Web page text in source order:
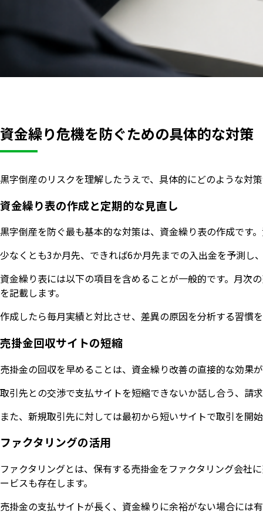
資金繰り危機を防ぐための具体的な対策
黒字倒産のリスクを理解したうえで、具体的にどのような対
資金繰り表の作成と定期的な見直し
黒字倒産を防ぐ最も基本的な対策は、資金繰り表の作成です
少なくとも3か月先、できれば6か月先までの入出金を予測し
資金繰り表には以下の項目を含めることが一般的です。月次
を記載します。
作成したら毎月実績と対比させ、差異の原因を分析する習慣
売掛金回収サイトの短縮
売掛金の回収を早めることは、資金繰り改善の直接的な効果
取引先との交渉で支払サイトを短縮できないか話し合う、請
また、新規取引先に対しては最初から短いサイトで取引を開
ファクタリングの活用
ファクタリングとは、保有する売掛金をファクタリング会社
ービスも存在します。
売掛金の支払サイトが長く、資金繰りに余裕がない場合には